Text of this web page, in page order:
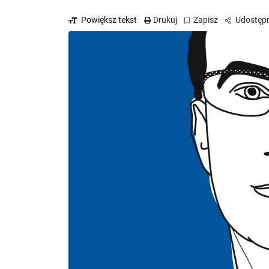
Powiększ tekst Drukuj Zapisz